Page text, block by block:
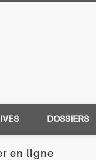
DOSSIERS
en ligne